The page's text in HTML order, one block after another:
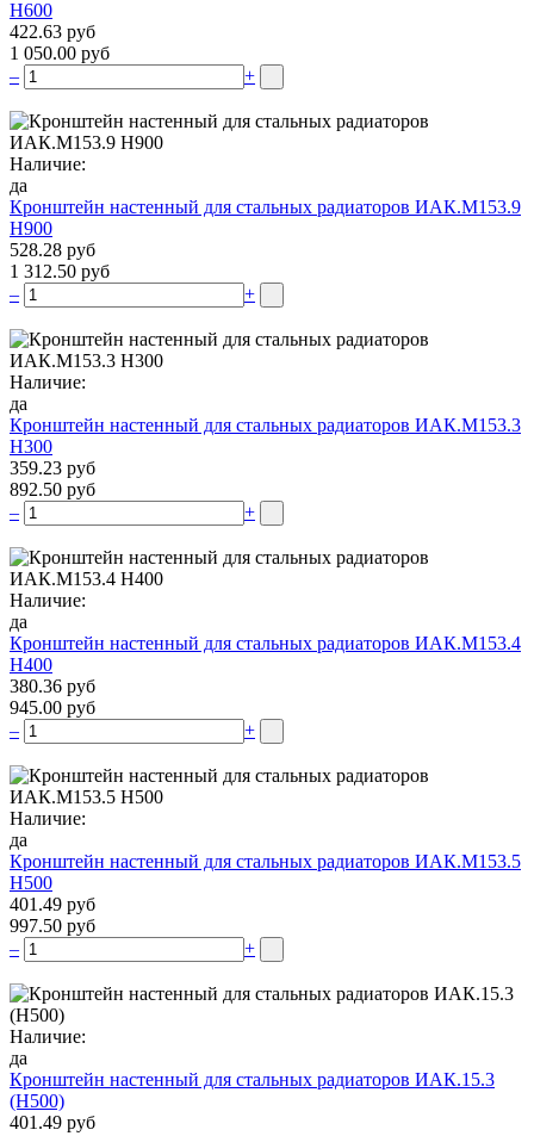
Н600
422.63 руб
1 050.00 руб
–
+
Наличие:
да
Кронштейн настенный для стальных радиаторов ИАК.М153.9
Н900
528.28 руб
1 312.50 руб
–
+
Наличие:
да
Кронштейн настенный для стальных радиаторов ИАК.М153.3
Н300
359.23 руб
892.50 руб
–
+
Наличие:
да
Кронштейн настенный для стальных радиаторов ИАК.М153.4
Н400
380.36 руб
945.00 руб
–
+
Наличие:
да
Кронштейн настенный для стальных радиаторов ИАК.М153.5
Н500
401.49 руб
997.50 руб
–
+
Наличие:
да
Кронштейн настенный для стальных радиаторов ИАК.15.3
(H500)
401.49 руб